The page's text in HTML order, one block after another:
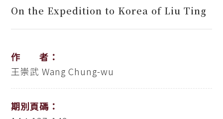
On the Expedition to Korea of Liu Ting
作 者：
王崇武 Wang Chung-wu
期別頁碼：